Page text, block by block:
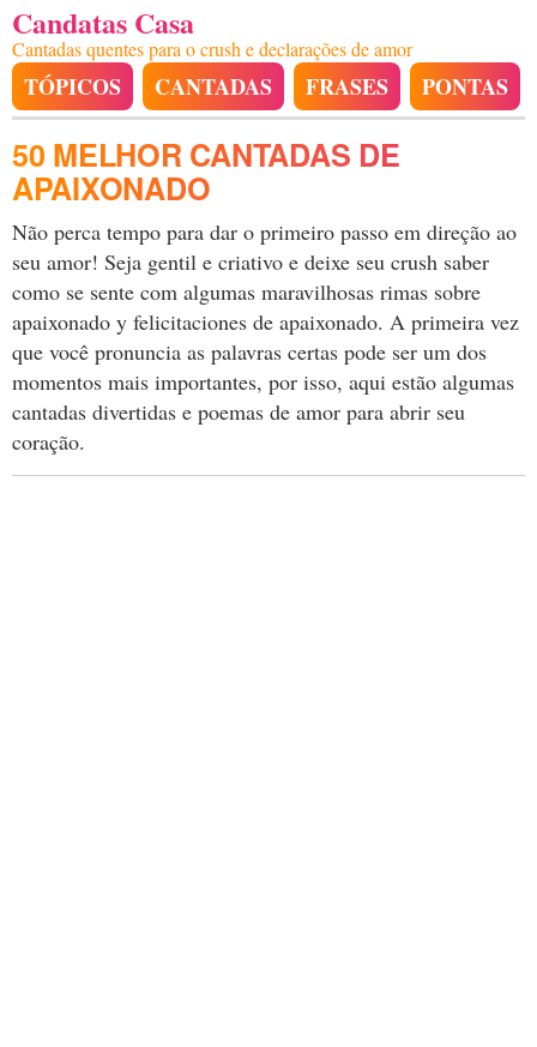
Candatas Casa
Cantadas quentes para o crush e declarações de amor
TÓPICOS CANTADAS FRASES PONTAS
50 MELHOR CANTADAS DE
APAIXONADO
Não perca tempo para dar o primeiro passo em direção ao
seu amor! Seja gentil e criativo e deixe seu crush saber
como se sente com algumas maravilhosas rimas sobre
apaixonado y felicitaciones de apaixonado. A primeira vez
que você pronuncia as palavras certas pode ser um dos
momentos mais importantes, por isso, aqui estão algumas
cantadas divertidas e poemas de amor para abrir seu
coração.